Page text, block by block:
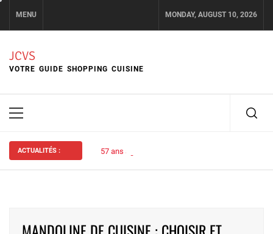
content
MENU MONDAY, AUGUST 10, 2026
JCVS
VOTRE GUIDE SHOPPING CUISINE
Primary
ACTUALITÉS : 57 ans ago